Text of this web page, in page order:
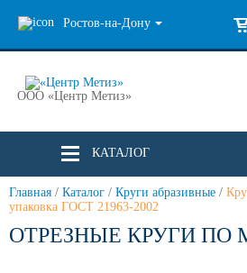
Ростов-на-Дону
ООО «Центр Метиз»
КАТАЛОГ
Главная / Каталог / Круги абразивные /
упаковка ГОСТ 21963-2002
ОТРЕЗНЫЕ КРУГИ ПО